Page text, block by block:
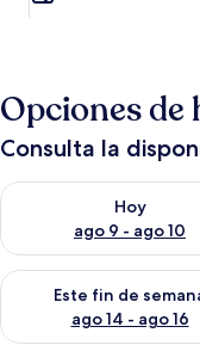
Opciones de
Consulta la
Hoy
ago 9 - ago 10
Consulta la
Este fin de
ago 14 - ago 16
Consulta la